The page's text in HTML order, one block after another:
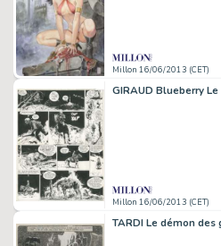
Millon 16/06/2013 (CET)
Millon 16/06/2013 (CET)